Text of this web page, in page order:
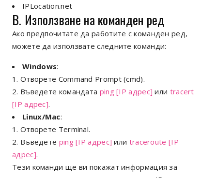
IPLocation.net
B. Използване на команден ред
Ако предпочитате да работите с команден ред,
можете да използвате следните команди:
Windows:
Отворете Command Prompt (cmd).
Въведете командата ping [IP адрес] или tracert
[IP адрес].
Linux/Mac:
Отворете Terminal.
Въведете ping [IP адрес] или traceroute [IP
адрес].
Тези команди ще ви покажат информация за